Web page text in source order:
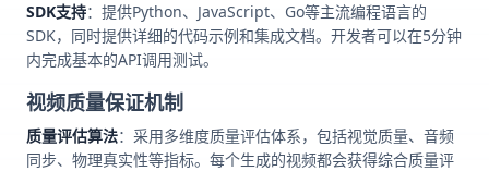
SDK支持：提供Python、JavaScript、Go等主流编程语言的
SDK，同时提供详细的代码示例和集成文档。开发者可以在5分钟
内完成基本的API调用测试。
视频质量保证机制
质量评估算法：采用多维度质量评估体系，包括视觉质量、音频
同步、物理真实性等指标。每个生成的视频都会获得综合质量评